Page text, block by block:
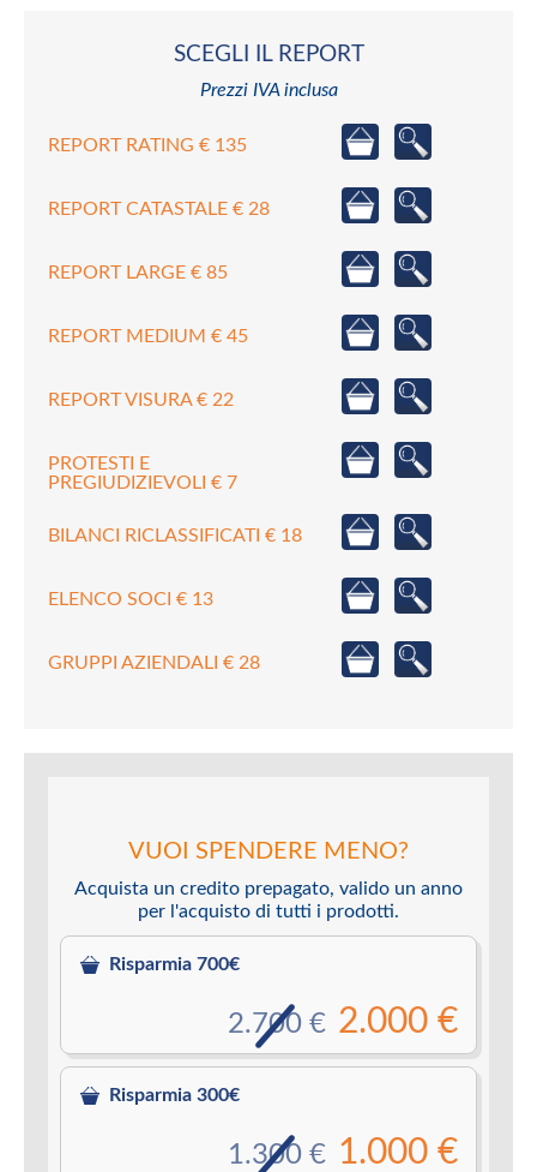
SCEGLI IL REPORT
Prezzi IVA inclusa
REPORT RATING € 135
REPORT CATASTALE € 28
REPORT LARGE € 85
REPORT MEDIUM € 45
REPORT VISURA € 22
PROTESTI E
PREGIUDIZIEVOLI € 7
BILANCI RICLASSIFICATI € 18
ELENCO SOCI € 13
GRUPPI AZIENDALI € 28
VUOI SPENDERE MENO?
Acquista un credito prepagato, valido un anno
per l'acquisto di tutti i prodotti.
Risparmia 700€
2.000 €
2.700 €
Risparmia 300€
1.000 €
1.300 €